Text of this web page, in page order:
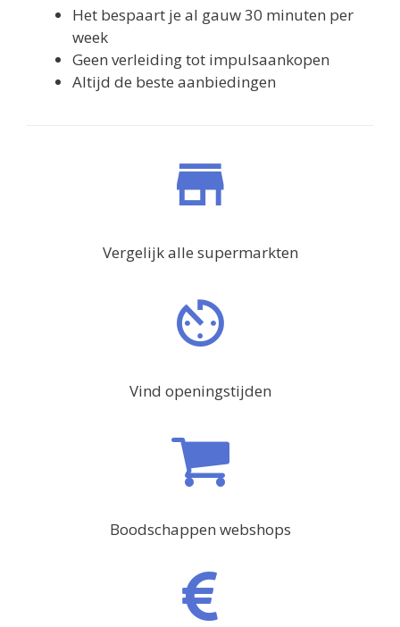
Altijd de beste aanbiedingen
Vergelijk alle supermarkten
Vind openingstijden
Boodschappen webshops
Check de beste aanbiedingen